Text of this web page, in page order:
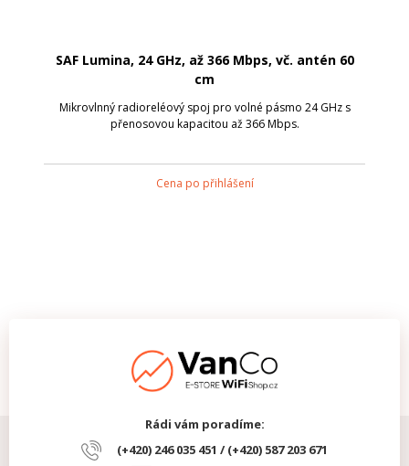
SAF Lumina, 24 GHz, až 366 Mbps, vč. antén 60
cm
Mikrovlnný radioreléový spoj pro volné pásmo 24 GHz s
přenosovou kapacitou až 366 Mbps.
Cena po přihlášení
Rádi vám poradíme:
(+420) 246 035 451 / (+420) 587 203 671